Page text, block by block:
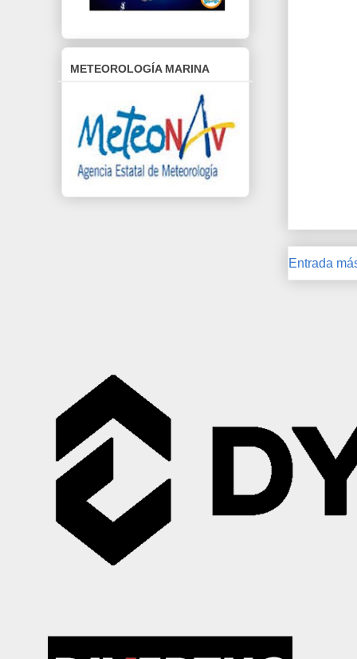
Entrada
METEOROLOGÍA MARINA